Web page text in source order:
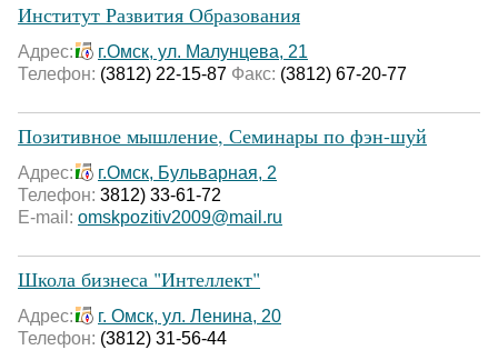
Институт Развития Образования
Адрес:
г.Омск, ул. Малунцева, 21
Телефон: (3812) 22-15-87 Факс: (3812) 67-20-77
Позитивное мышление, Семинары по фэн-шуй
Адрес:
г.Омск, Бульварная, 2
Телефон: 3812) 33-61-72
E-mail: omskpozitiv2009@mail.ru
Школа бизнеса "Интеллект"
Адрес:
г. Омск, ул. Ленина, 20
Телефон: (3812) 31-56-44